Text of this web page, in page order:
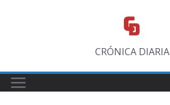
CRÓNICA DIARIA